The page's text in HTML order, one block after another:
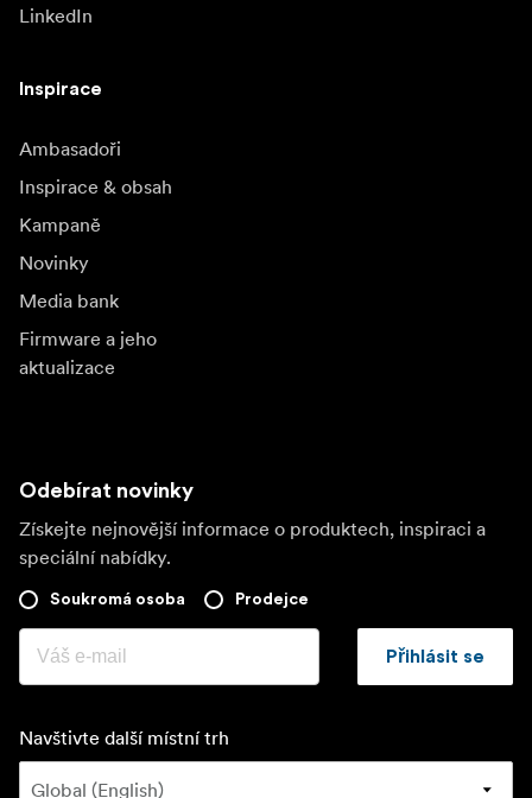
LinkedIn
Inspirace
Ambasadoři
Inspirace & obsah
Kampaně
Novinky
Media bank
Firmware a jeho
aktualizace
Odebírat novinky
Získejte nejnovější informace o produktech, inspiraci a
speciální nabídky.
Soukromá osoba Prodejce
Přihlásit se
Navštivte další místní trh